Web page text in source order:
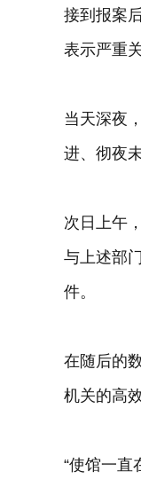
接到报案
表示严重
当天深夜
进、彻夜
次日上午
与上述部
件。
在随后的
机关的高
“使馆一直